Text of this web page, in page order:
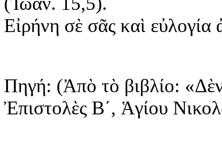
Εἰρήνη σὲ σᾶς καὶ
Πηγή: (Ἀπὸ τὸ βιβλίο:
Ἐπιστολὲς Β΄, Ἁγίου